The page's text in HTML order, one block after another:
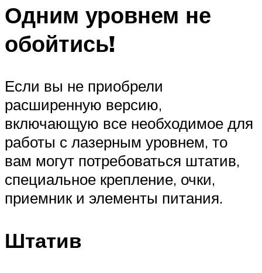
Одним уровнем не
обойтись!
Если вы не приобрели
расширенную версию,
включающую все необходимое для
работы с лазерным уровнем, то
вам могут потребоваться штатив,
специальное крепление, очки,
приемник и элементы питания.
Штатив